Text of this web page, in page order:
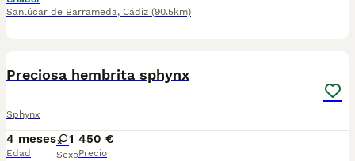
Sanlúcar de Barrameda, Cádiz (90.5km)
Preciosa hembrita sphynx
Sphynx
4 meses
Edad
1
Sexo
450 €
Precio